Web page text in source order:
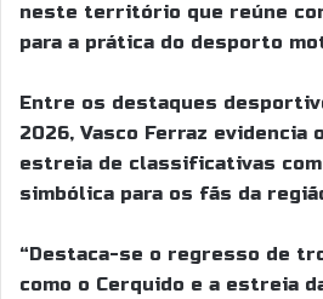
neste território que reúne
para a prática do desporto
Entre os destaques
2026, Vasco Ferraz evidencia
estreia de classificativas
simbólica para os fãs da
“Destaca-se o regresso de
como o Cerquido e a estreia